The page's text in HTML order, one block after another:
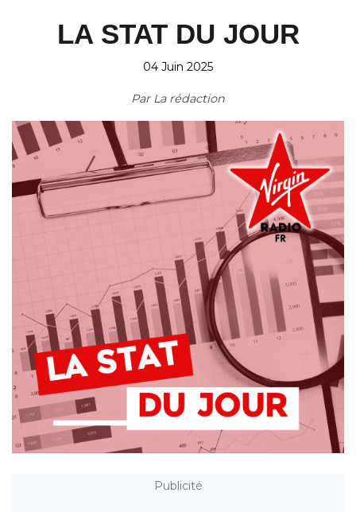
LA STAT DU JOUR
04 Juin 2025
Par La rédaction
Publicité